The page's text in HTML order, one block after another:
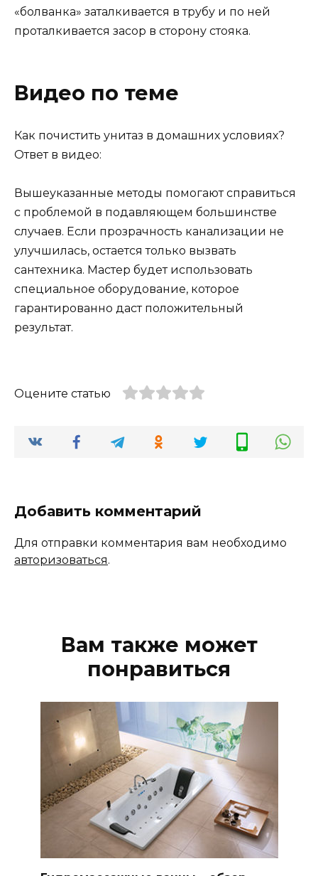
«болванка» заталкивается в трубу и по ней
проталкивается засор в сторону стояка.
Видео по теме
Как почистить унитаз в домашних условиях?
Ответ в видео:
Вышеуказанные методы помогают справиться
с проблемой в подавляющем большинстве
случаев. Если прозрачность канализации не
улучшилась, остается только вызвать
сантехника. Мастер будет использовать
специальное оборудование, которое
гарантированно даст положительный
результат.
Оцените статью
Добавить комментарий
Для отправки комментария вам необходимо
авторизоваться.
Вам также может
понравиться